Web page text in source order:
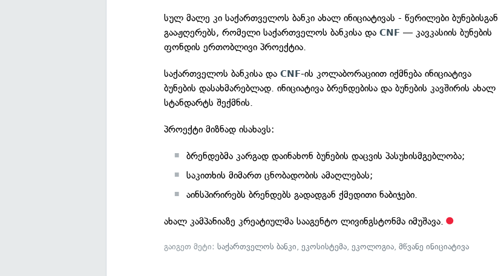
სულ მალე კი საქართველოს ბანკი ახალ ინიციატივას - წერილები ბუნებისგან
გააჟღერებს, რომელი საქართველოს ბანკისა დაCNF — კავკასიის ბუნების
ფონდის ერთობლივი პროექტია.
საქართველოს ბანკისა დაCNF-ის კოლაბორაციით იქმნება ინიციატივა
ბუნების დასახმარებლად. ინიციატივა ბრენდებისა და ბუნების კავშირის ახალ
სტანდარტს შექმნის.
პროექტი მიზნად ისახავს:
ბრენდებმა კარგად დაინახონ ბუნების დაცვის პასუხისმგებლობა;
საკითხის მიმართ ცნობადობის ამაღლებას;
აინსპირირებს ბრენდებს გადადგან ქმედითი ნაბიჯები.
ახალ კამპანიაზე კრეატიულმა სააგენტო ლივინგსტონმა იმუშავა.
გაიგეთ მეტი:საქართველოს ბანკი,ეკოსისტემა,ეკოლოგია,მწვანე ინიციატივა